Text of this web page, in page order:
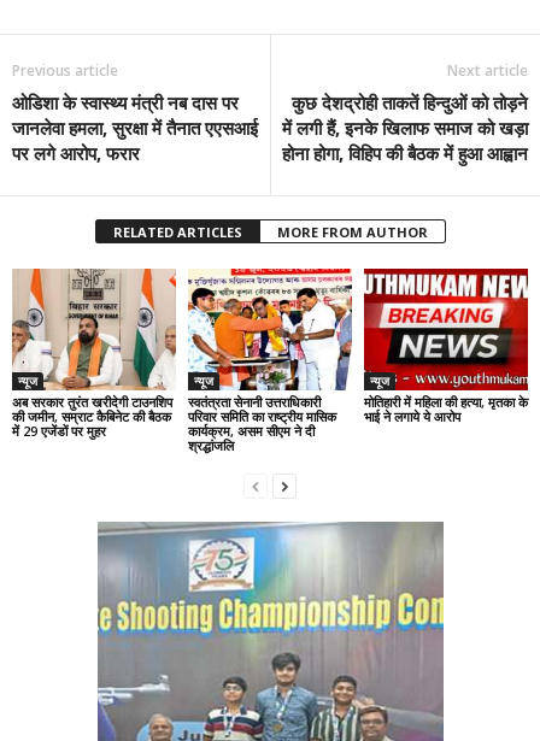
Previous article
ओडिशा के स्वास्थ्य मंत्री नब दास पर
जानलेवा हमला, सुरक्षा में तैनात एएसआई
पर लगे आरोप, फरार
Next article
कुछ देशद्रोही ताकतें हिन्दुओं को तोड़ने
में लगी हैं, इनके खिलाफ समाज को खड़ा
होना होगा, विहिप की बैठक में हुआ आह्वान
RELATED ARTICLES MORE FROM AUTHOR
न्यूज
अब सरकार तुरंत खरीदेगी टाउनशिप
की जमीन, सम्राट कैबिनेट की बैठक
में 29 एजेंडों पर मुहर
न्यूज
स्वतंत्रता सेनानी उत्तराधिकारी
परिवार समिति का राष्ट्रीय मासिक
कार्यक्रम, असम सीएम ने दी
श्रद्धांजलि
न्यूज
मोतिहारी में महिला की हत्या, मृतका के
भाई ने लगाये ये आरोप